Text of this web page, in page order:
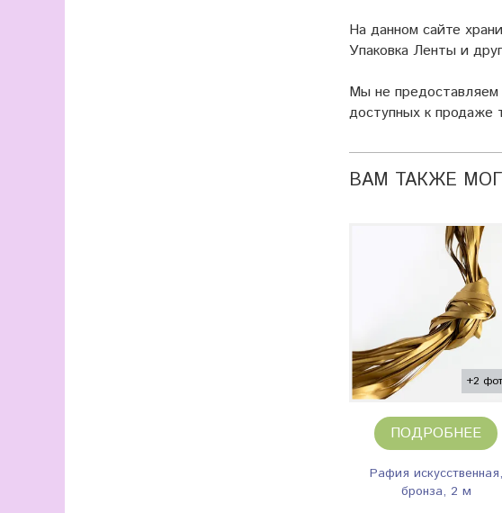
На данном сайте
Упаковка Ленты и
Мы не
доступных к продаже
ВАМ ТАКЖЕ
+2
ПОДРОБНЕЕ
Рафия искусственная,
бронза, 2 м